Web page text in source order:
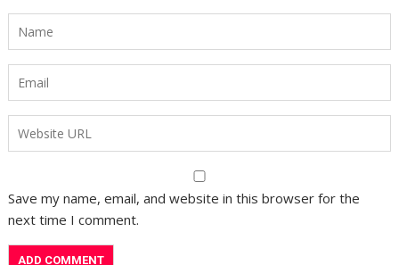
Save my name, email, and website in this browser for the
next time I comment.